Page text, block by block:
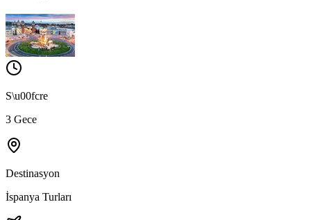
S\u00fcre
3 Gece
Destinasyon
İspanya Turları